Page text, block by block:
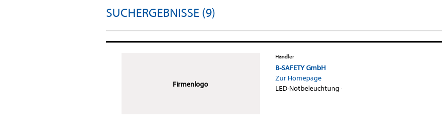
SUCHERGEBNISSE (9)
Firmenlogo
Händler
B-SAFETY GmbH
Zur Homepage
LED-Notbeleuchtung ·